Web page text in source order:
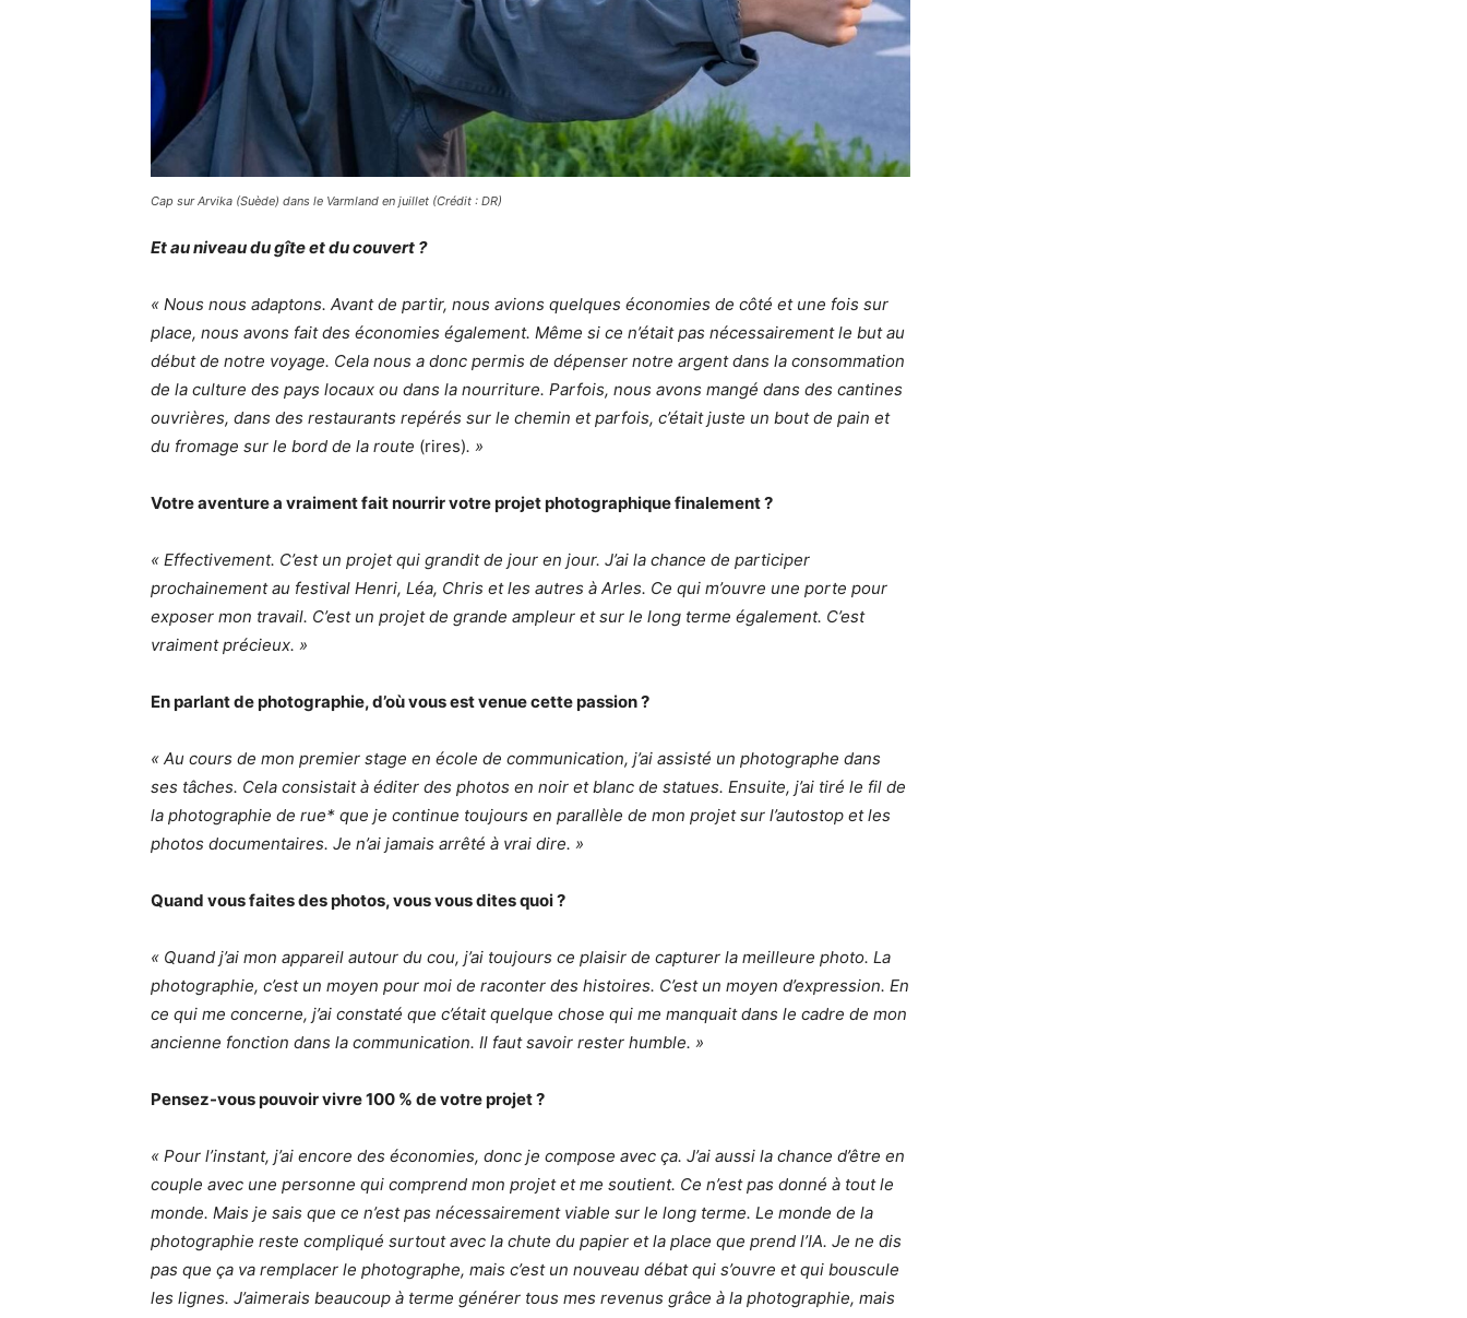
Cap sur Arvika (Suède) dans le Varmland en juillet (Crédit : DR)
Et au niveau du gîte et du couvert ?
« Nous nous adaptons. Avant de partir, nous avions quelques économies de côté et une fois sur
place, nous avons fait des économies également. Même si ce n’était pas nécessairement le but au
début de notre voyage. Cela nous a donc permis de dépenser notre argent dans la consommation
de la culture des pays locaux ou dans la nourriture. Parfois, nous avons mangé dans des cantines
ouvrières, dans des restaurants repérés sur le chemin et parfois, c’était juste un bout de pain et
du fromage sur le bord de la route (rires). »
Votre aventure a vraiment fait nourrir votre projet photographique finalement ?
« Effectivement. C’est un projet qui grandit de jour en jour. J’ai la chance de participer
prochainement au festival Henri, Léa, Chris et les autres à Arles. Ce qui m’ouvre une porte pour
exposer mon travail. C’est un projet de grande ampleur et sur le long terme également. C’est
vraiment précieux. »
En parlant de photographie, d’où vous est venue cette passion ?
« Au cours de mon premier stage en école de communication, j’ai assisté un photographe dans
ses tâches. Cela consistait à éditer des photos en noir et blanc de statues. Ensuite, j’ai tiré le fil de
la photographie de rue* que je continue toujours en parallèle de mon projet sur l’autostop et les
photos documentaires. Je n’ai jamais arrêté à vrai dire. »
Quand vous faites des photos, vous vous dites quoi ?
« Quand j’ai mon appareil autour du cou, j’ai toujours ce plaisir de capturer la meilleure photo. La
photographie, c’est un moyen pour moi de raconter des histoires. C’est un moyen d’expression. En
ce qui me concerne, j’ai constaté que c’était quelque chose qui me manquait dans le cadre de mon
ancienne fonction dans la communication. Il faut savoir rester humble. »
Pensez-vous pouvoir vivre 100 % de votre projet ?
« Pour l’instant, j’ai encore des économies, donc je compose avec ça. J’ai aussi la chance d’être en
couple avec une personne qui comprend mon projet et me soutient. Ce n’est pas donné à tout le
monde. Mais je sais que ce n’est pas nécessairement viable sur le long terme. Le monde de la
photographie reste compliqué surtout avec la chute du papier et la place que prend l’IA. Je ne dis
pas que ça va remplacer le photographe, mais c’est un nouveau débat qui s’ouvre et qui bouscule
les lignes. J’aimerais beaucoup à terme générer tous mes revenus grâce à la photographie, mais